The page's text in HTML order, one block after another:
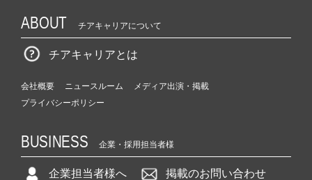
ABOUT チアキャリアについて
チアキャリアとは
会社概要 ニュースルーム
メディア出演・掲載
プライバシーポリシー
BUSINESS 企業・採用担当者様
企業担当者様へ 掲載のお問い合わせ